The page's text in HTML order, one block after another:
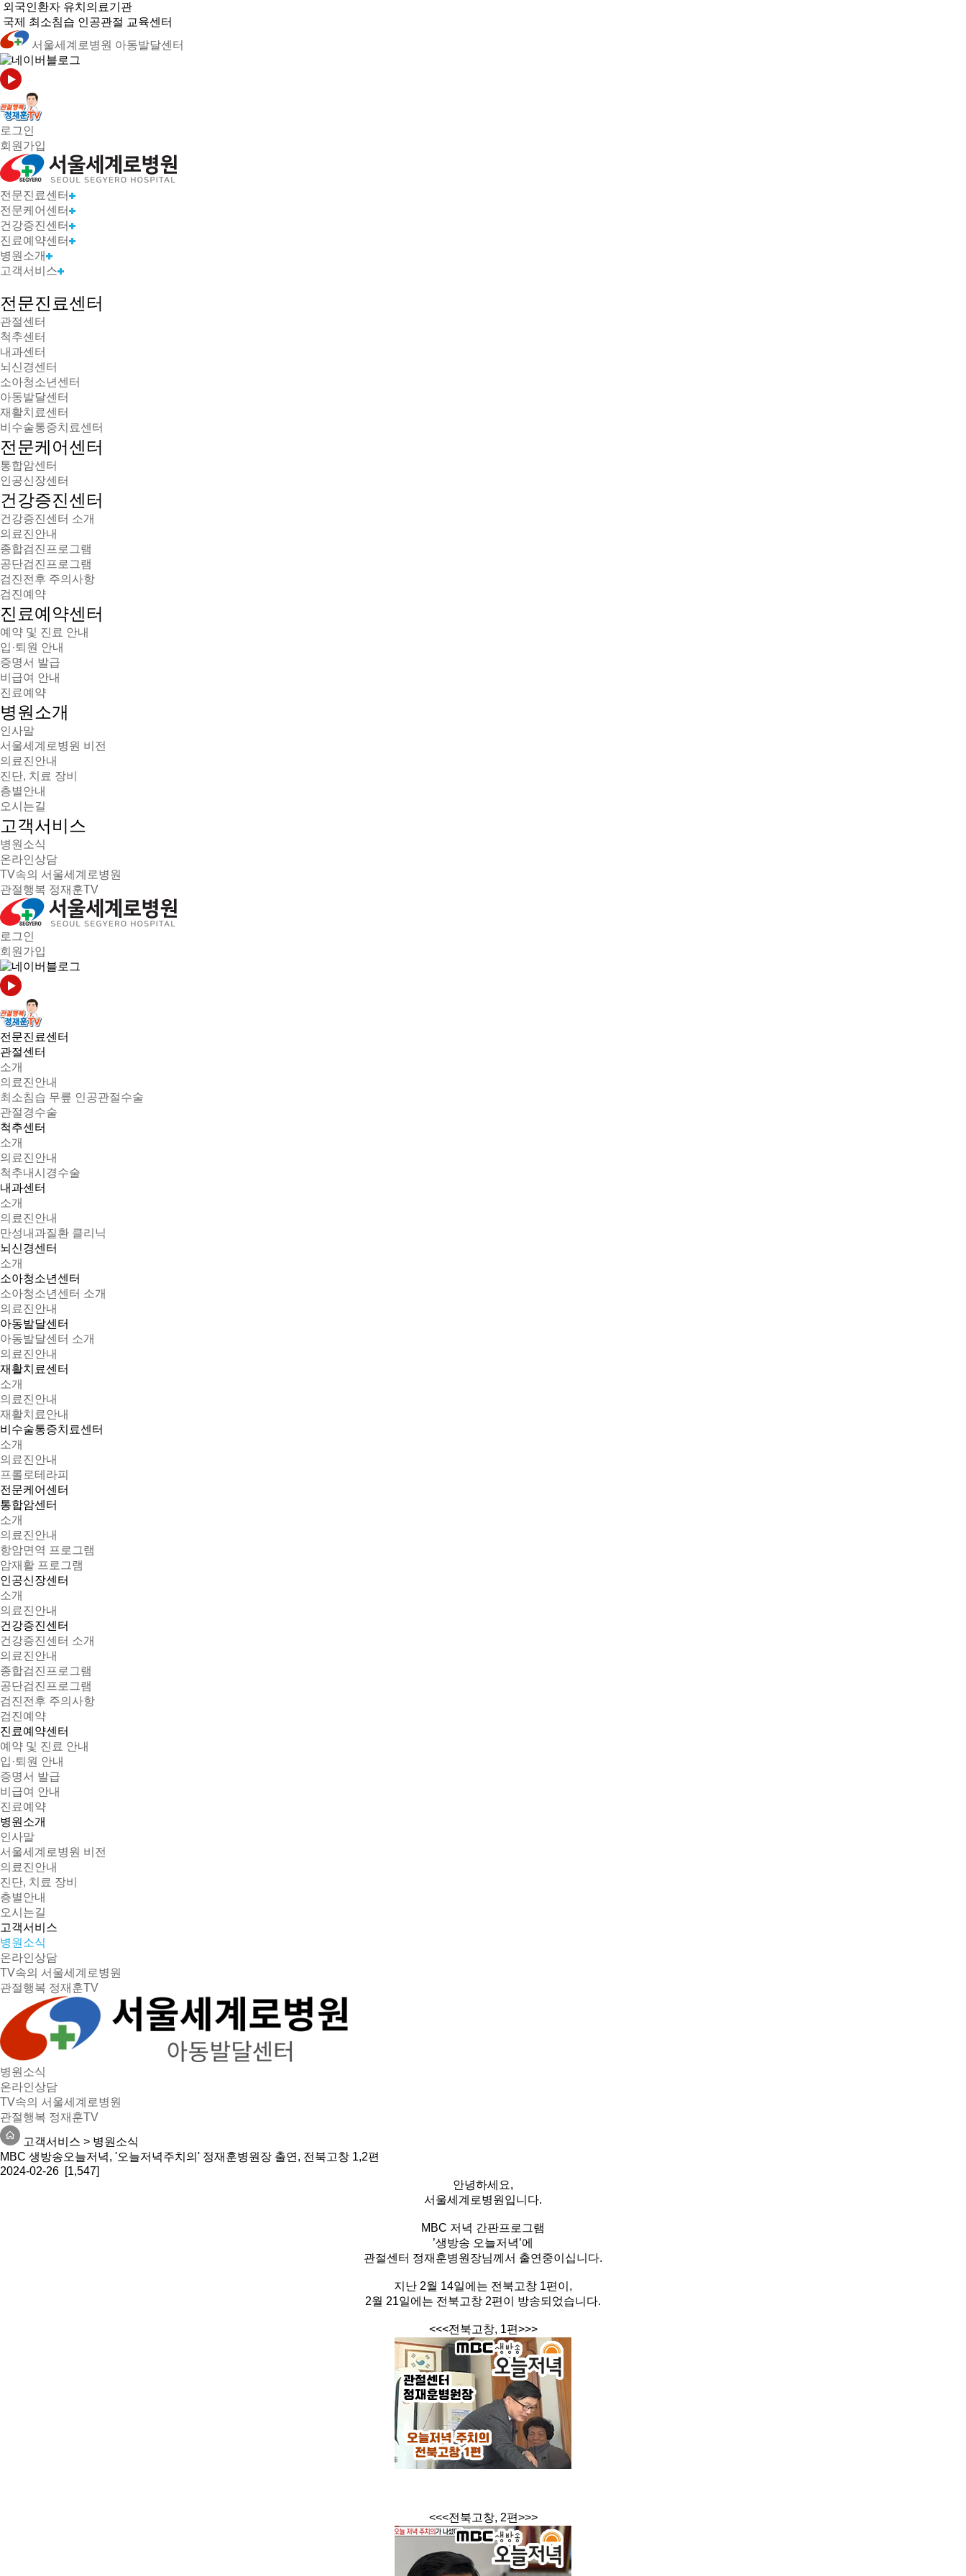
외국인환자 유치의료기관
국제 최소침습 인공관절 교육센터
서울세계로병원 아동발달센터
로그인
회원가입
전문진료센터
전문케어센터
건강증진센터
진료예약센터
병원소개
고객서비스
전문진료센터
관절센터
척추센터
내과센터
뇌신경센터
소아청소년센터
아동발달센터
재활치료센터
비수술통증치료센터
전문케어센터
통합암센터
인공신장센터
건강증진센터
건강증진센터 소개
의료진안내
종합검진프로그램
공단검진프로그램
검진전후 주의사항
검진예약
진료예약센터
예약 및 진료 안내
입·퇴원 안내
증명서 발급
비급여 안내
진료예약
병원소개
인사말
서울세계로병원 비전
의료진안내
진단, 치료 장비
층별안내
오시는길
고객서비스
병원소식
온라인상담
TV속의 서울세계로병원
관절행복 정재훈TV
로그인
회원가입
전문진료센터
관절센터
소개
의료진안내
최소침습 무릎 인공관절수술
관절경수술
척추센터
소개
의료진안내
척추내시경수술
내과센터
소개
의료진안내
만성내과질환 클리닉
뇌신경센터
소개
소아청소년센터
소아청소년센터 소개
의료진안내
아동발달센터
아동발달센터 소개
의료진안내
재활치료센터
소개
의료진안내
재활치료안내
비수술통증치료센터
소개
의료진안내
프롤로테라피
전문케어센터
통합암센터
소개
의료진안내
항암면역 프로그램
암재활 프로그램
인공신장센터
소개
의료진안내
건강증진센터
건강증진센터 소개
의료진안내
종합검진프로그램
공단검진프로그램
검진전후 주의사항
검진예약
진료예약센터
예약 및 진료 안내
입·퇴원 안내
증명서 발급
비급여 안내
진료예약
병원소개
인사말
서울세계로병원 비전
의료진안내
진단, 치료 장비
층별안내
오시는길
고객서비스
병원소식
온라인상담
TV속의 서울세계로병원
관절행복 정재훈TV
병원소식
온라인상담
TV속의 서울세계로병원
관절행복 정재훈TV
고객서비스 > 병원소식
MBC 생방송오늘저녁, '오늘저녁주치의' 정재훈병원장 출연, 전북고창 1,2편
2024-02-26 [1,547]
안녕하세요,
서울세계로병원입니다.
MBC 저녁 간판프로그램
’생방송 오늘저녁’에
관절센터 정재훈병원장님께서 출연중이십니다.
지난 2월 14일에는 전북고창 1편이,
2월 21일에는 전북고창 2편이 방송되었습니다.
<<<전북고창, 1편>>>
<<<전북고창, 2편>>>